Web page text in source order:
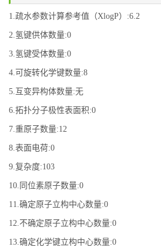
1.疏水参数计算参考值（XlogP）:6.2
2.氢键供体数量:0
3.氢键受体数量:0
4.可旋转化学键数量:8
5.互变异构体数量:无
6.拓扑分子极性表面积:0
7.重原子数量:12
8.表面电荷:0
9.复杂度:103
10.同位素原子数量:0
11.确定原子立构中心数量:0
12.不确定原子立构中心数量:0
13.确定化学键立构中心数量:0